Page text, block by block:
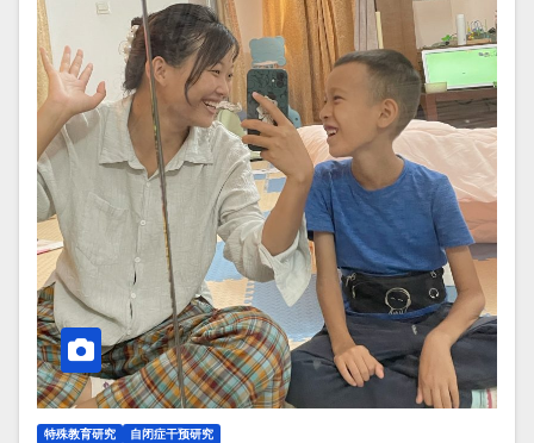
特殊教育研究 自闭症干预研究